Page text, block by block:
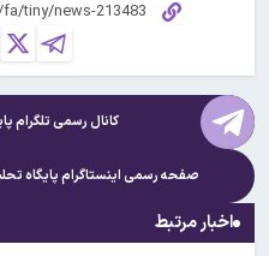
کانال رسمی تلگرام
صفحه رسمی اینستاگرام پایگاه
اخبار مرتبط